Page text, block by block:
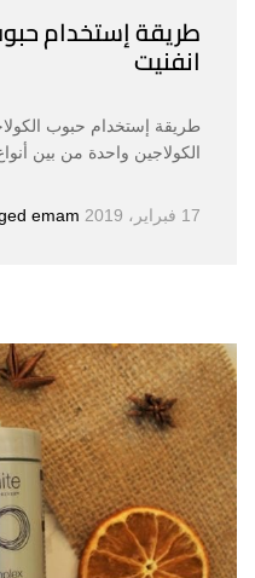
طريقة إستخدام
انفنيت
طريقة إستخدام حبوب
الكولاجين واحدة من بين
17 فبراير، 2019 emam